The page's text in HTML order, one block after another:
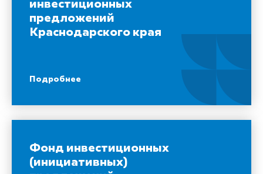
инвестиционных
предложений
Краснодарского края
Подробнее
Фонд инвестиционных
(инициативных)